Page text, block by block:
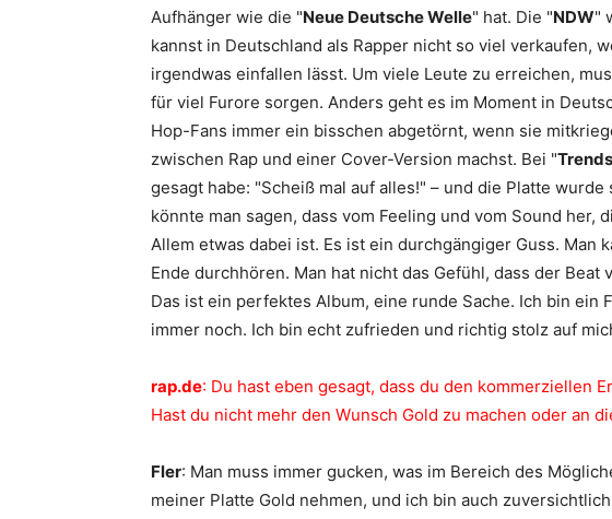
Aufhänger wie die "Neue Deutsche Welle" hat. Die "NDW"
kannst in Deutschland als Rapper nicht so viel verkaufen,
irgendwas einfallen lässt. Um viele Leute zu erreichen,
für viel Furore sorgen. Anders geht es im Moment in
Hop-Fans immer ein bisschen abgetörnt, wenn sie
zwischen Rap und einer Cover-Version machst. Bei "
gesagt habe: "Scheiß mal auf alles!" – und die Platte
könnte man sagen, dass vom Feeling und vom Sound her,
Allem etwas dabei ist. Es ist ein durchgängiger Guss. Man
Ende durchhören. Man hat nicht das Gefühl, dass der Beat
Das ist ein perfektes Album, eine runde Sache. Ich bin ein
immer noch. Ich bin echt zufrieden und richtig stolz auf
rap.de: Du hast eben gesagt, dass du den kommerziellen
Hast du nicht mehr den Wunsch Gold zu machen oder an
Fler: Man muss immer gucken, was im Bereich des
meiner Platte Gold nehmen, und ich bin auch